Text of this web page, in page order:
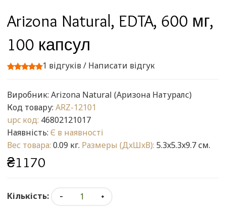
Arizona Natural, EDTA, 600 мг,
100 капсул
1 відгуків/ Написати відгук
Виробник: Arizona Natural (Аризона Натуралс)
Код товару: ARZ-12101
upc код: 46802121017
Наявність: Є в наявності
Вес товара: 0.09 кг. Размеры (ДxШxВ): 5.3x5.3x9.7 см.
₴1170
Кількість: